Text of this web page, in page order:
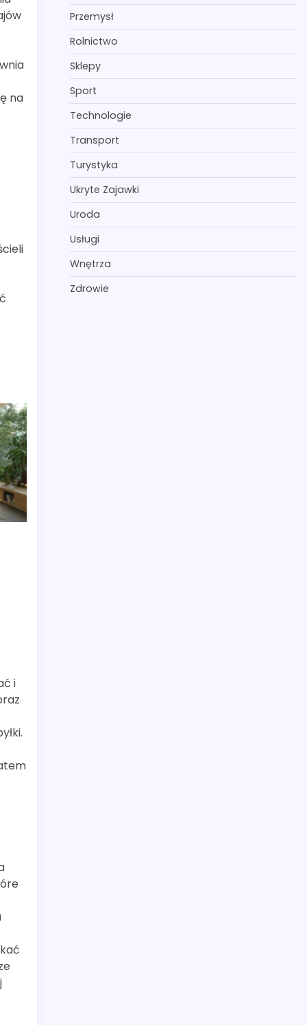
na
i
Przemysł
Rolnictwo
Sklepy
Sport
Technologie
Transport
Turystyka
Ukryte Zajawki
Uroda
Usługi
Wnętrza
Zdrowie